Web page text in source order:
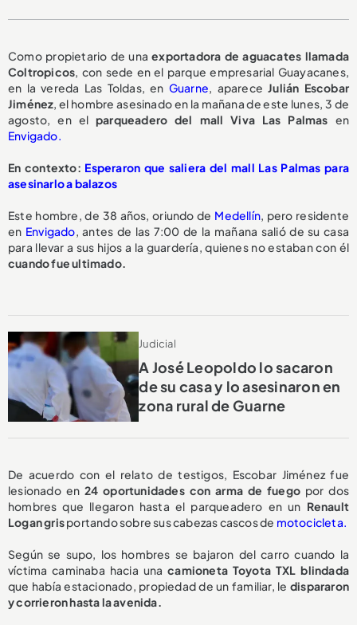
Como propietario de unaexportadora de aguacates llamada
Coltropicos, con sede en el parque empresarial Guayacanes,
en la vereda Las Toldas, en Guarne, apareceJulián Escobar
Jiménez, el hombre asesinado en la mañana de este lunes, 3 de
agosto, en el parqueadero del mall Viva Las Palmas en
Envigado.
En contexto: Esperaron que saliera del mall Las Palmas para
asesinarlo a balazos
Este hombre, de 38 años, oriundo de Medellín, pero residente
en Envigado, antes de las 7:00 de la mañana salió de su casa
para llevar a sus hijos a la guardería, quienes no estaban con él
cuando fue ultimado.
Judicial
A José Leopoldo lo sacaron
de su casa y lo asesinaron en
zona rural de Guarne
De acuerdo con el relato de testigos, Escobar Jiménez fue
lesionado en 24 oportunidades con arma de fuego por dos
hombres que llegaron hasta el parqueadero en un Renault
Logan grisportando sobre sus cabezas cascos de motocicleta.
Según se supo, los hombres se bajaron del carro cuando la
víctima caminaba hacia unacamioneta Toyota TXL blindada
que había estacionado, propiedad de un familiar, le dispararon
y corrieron hasta la avenida.